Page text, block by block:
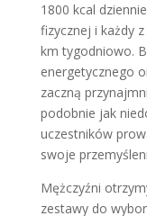
1800 kcal
fizycznej i każdy
km tygodniowo.
energetycznego
zaczną
podobnie jak
uczestników
swoje
Mężczyźni
zestawy do